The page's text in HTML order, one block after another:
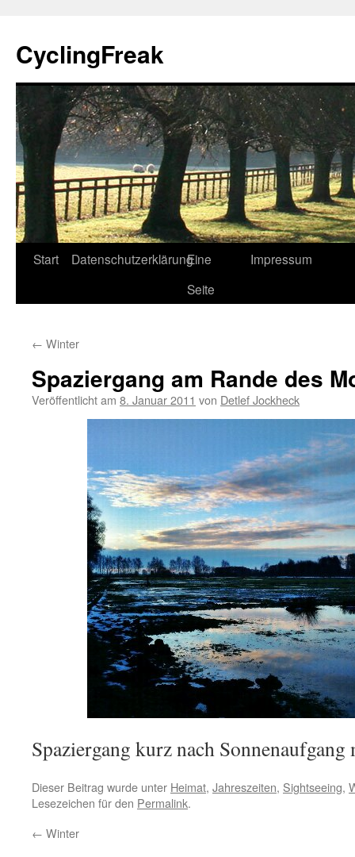
springen
CyclingFreak
Start DatenschutzerklärungEine
Seite
Impressum
← Winter
Spaziergang am Rande des
Veröffentlicht am 8. Januar 2011 von Detlef Jockheck
Spaziergang kurz nach
Dieser Beitrag wurde unter Heimat, Jahreszeiten, Sightseeing,
Lesezeichen für den Permalink.
← Winter